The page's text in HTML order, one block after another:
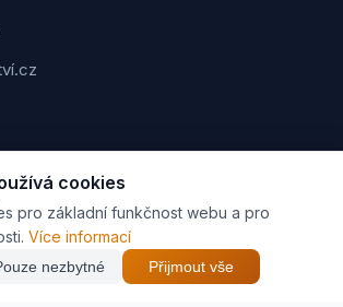
cookies
pro základní funkčnost webu a pro
Více informací
nezbytné Přijmout vše